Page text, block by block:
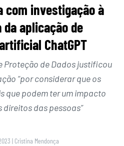
com investigação à
aplicação de
ChatGPT
Proteção de Dados justificou
“por considerar que os
que podem ter um impacto
das pessoas”
| Cristina Mendonça